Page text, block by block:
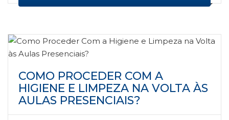
COMO PROCEDER COM A
HIGIENE E LIMPEZA NA VOLTA ÀS
AULAS PRESENCIAIS?